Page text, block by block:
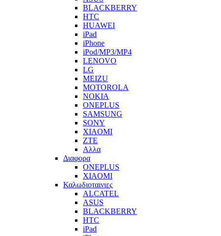
BLACKBERRY
HTC
HUAWEI
iPad
iPhone
iPod/MP3/MP4
LENOVO
LG
MEIZU
MOTOROLA
NOKIA
ONEPLUS
SAMSUNG
SONY
XIAOMI
ZTE
Αλλα
Διαφορα
ONEPLUS
XIAOMI
Καλωδιοταινιες
ALCATEL
ASUS
BLACKBERRY
HTC
iPad